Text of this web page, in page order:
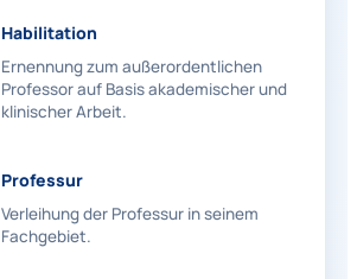
Habilitation
Ernennung zum außerordentlichen
Professor auf Basis akademischer und
klinischer Arbeit.
Professur
Verleihung der Professur in seinem
Fachgebiet.